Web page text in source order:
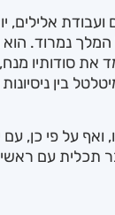
אלילים,
נמרוד.
את סודותיו
בין
ואף על פי כן,
תכלית עם